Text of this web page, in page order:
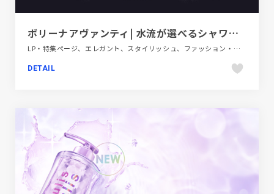
ボリーナアヴァンティ| 水流が選べるシャワーヘッド
LP・特集ページ、エレガント、スタイリッシュ、ファッション・ビューティー、ブラック系 、ブルー系、動画が流れる
DETAIL